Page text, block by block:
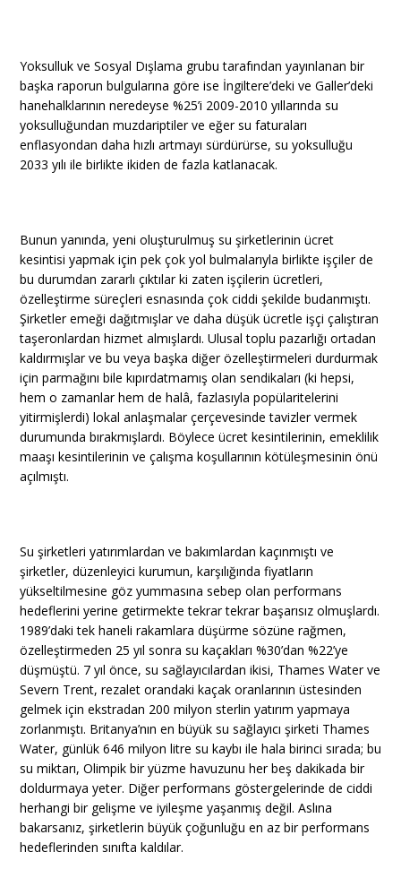
Yoksulluk ve Sosyal Dışlama grubu tarafından yayınlanan bir
başka raporun bulgularına göre ise İngiltere’deki ve Galler’deki
hanehalklarının neredeyse %25’i 2009-2010 yıllarında su
yoksulluğundan muzdariptiler ve eğer su faturaları
enflasyondan daha hızlı artmayı sürdürürse, su yoksulluğu
2033 yılı ile birlikte ikiden de fazla katlanacak.
Bunun yanında, yeni oluşturulmuş su şirketlerinin ücret
kesintisi yapmak için pek çok yol bulmalarıyla birlikte işçiler de
bu durumdan zararlı çıktılar ki zaten işçilerin ücretleri,
özelleştirme süreçleri esnasında çok ciddi şekilde budanmıştı.
Şirketler emeği dağıtmışlar ve daha düşük ücretle işçi çalıştıran
taşeronlardan hizmet almışlardı. Ulusal toplu pazarlığı ortadan
kaldırmışlar ve bu veya başka diğer özelleştirmeleri durdurmak
için parmağını bile kıpırdatmamış olan sendikaları (ki hepsi,
hem o zamanlar hem de halâ, fazlasıyla popülaritelerini
yitirmişlerdi) lokal anlaşmalar çerçevesinde tavizler vermek
durumunda bırakmışlardı. Böylece ücret kesintilerinin, emeklilik
maaşı kesintilerinin ve çalışma koşullarının kötüleşmesinin önü
açılmıştı.
Su şirketleri yatırımlardan ve bakımlardan kaçınmıştı ve
şirketler, düzenleyici kurumun, karşılığında fiyatların
yükseltilmesine göz yummasına sebep olan performans
hedeflerini yerine getirmekte tekrar tekrar başarısız olmuşlardı.
1989’daki tek haneli rakamlara düşürme sözüne rağmen,
özelleştirmeden 25 yıl sonra su kaçakları %30’dan %22’ye
düşmüştü. 7 yıl önce, su sağlayıcılardan ikisi, Thames Water ve
Severn Trent, rezalet orandaki kaçak oranlarının üstesinden
gelmek için ekstradan 200 milyon sterlin yatırım yapmaya
zorlanmıştı. Britanya’nın en büyük su sağlayıcı şirketi Thames
Water, günlük 646 milyon litre su kaybı ile hala birinci sırada; bu
su miktarı, Olimpik bir yüzme havuzunu her beş dakikada bir
doldurmaya yeter. Diğer performans göstergelerinde de ciddi
herhangi bir gelişme ve iyileşme yaşanmış değil. Aslına
bakarsanız, şirketlerin büyük çoğunluğu en az bir performans
hedeflerinden sınıfta kaldılar.